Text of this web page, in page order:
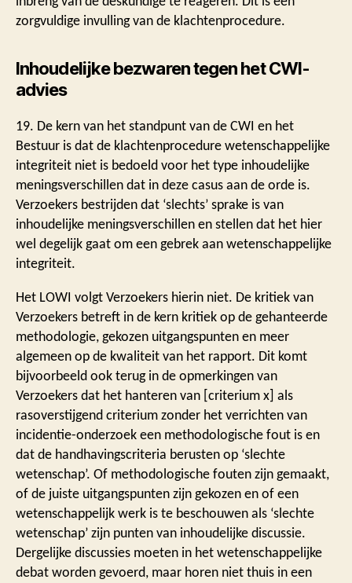
zorgvuldige invulling van de klachtenprocedure.
Inhoudelijke bezwaren tegen het CWI-
advies
19. De kern van het standpunt van de CWI en het
Bestuur is dat de klachtenprocedure wetenschappelijke
integriteit niet is bedoeld voor het type inhoudelijke
meningsverschillen dat in deze casus aan de orde is.
Verzoekers bestrijden dat ‘slechts’ sprake is van
inhoudelijke meningsverschillen en stellen dat het hier
wel degelijk gaat om een gebrek aan wetenschappelijke
integriteit.
Het LOWI volgt Verzoekers hierin niet. De kritiek van
Verzoekers betreft in de kern kritiek op de gehanteerde
methodologie, gekozen uitgangspunten en meer
algemeen op de kwaliteit van het rapport. Dit komt
bijvoorbeeld ook terug in de opmerkingen van
Verzoekers dat het hanteren van [criterium x] als
rasoverstijgend criterium zonder het verrichten van
incidentie-onderzoek een methodologische fout is en
dat de handhavingscriteria berusten op ‘slechte
wetenschap’. Of methodologische fouten zijn gemaakt,
of de juiste uitgangspunten zijn gekozen en of een
wetenschappelijk werk is te beschouwen als ‘slechte
wetenschap’ zijn punten van inhoudelijke discussie.
Dergelijke discussies moeten in het wetenschappelijke
debat worden gevoerd, maar horen niet thuis in een